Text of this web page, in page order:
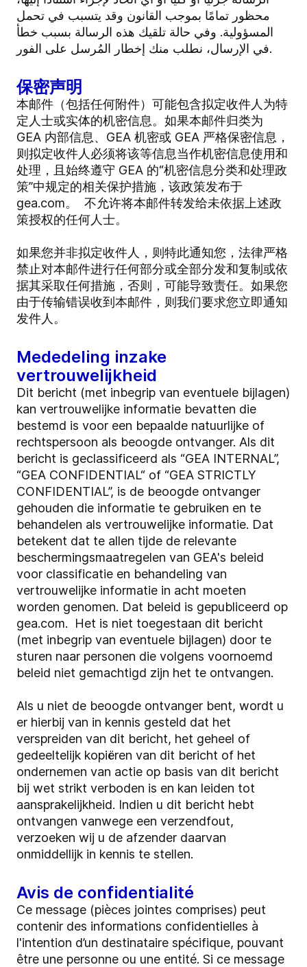
محظور تمامًا بموجب القانون وقد يتسبب في تحمل
المسؤولية. وفي حالة تلقيك هذه الرسالة بسبب خطأ
في الإرسال، نطلب منك إخطار المُرسل على الفور.
保密声明
本邮件（包括任何附件）可能包含拟定收件人为特
定人士或实体的机密信息。如果本邮件归类为
GEA 内部信息、GEA 机密或 GEA 严格保密信息，
则拟定收件人必须将该等信息当作机密信息使用和
处理，且始终遵守 GEA 的“机密信息分类和处理政
策”中规定的相关保护措施，该政策发布于
gea.com。 不允许将本邮件转发给未依据上述政
策授权的任何人士。
如果您并非拟定收件人，则特此通知您，法律严格
禁止对本邮件进行任何部分或全部分发和复制或依
据其采取任何措施，否则，可能导致责任。如果您
由于传输错误收到本邮件，则我们要求您立即通知
发件人。
Mededeling inzake
vertrouwelijkheid
Dit bericht (met inbegrip van eventuele bijlagen)
kan vertrouwelijke informatie bevatten die
bestemd is voor een bepaalde natuurlijke of
rechtspersoon als beoogde ontvanger. Als dit
bericht is geclassificeerd als “GEA INTERNAL”,
“GEA CONFIDENTIAL“ of “GEA STRICTLY
CONFIDENTIAL”, is de beoogde ontvanger
gehouden die informatie te gebruiken en te
behandelen als vertrouwelijke informatie. Dat
betekent dat te allen tijde de relevante
beschermingsmaatregelen van GEA's beleid
voor classificatie en behandeling van
vertrouwelijke informatie in acht moeten
worden genomen. Dat beleid is gepubliceerd op
gea.com. Het is niet toegestaan dit bericht
(met inbegrip van eventuele bijlagen) door te
sturen naar personen die volgens voornoemd
beleid niet gemachtigd zijn het te ontvangen.
Als u niet de beoogde ontvanger bent, wordt u
er hierbij van in kennis gesteld dat het
verspreiden van dit bericht, het geheel of
gedeeltelijk kopiëren van dit bericht of het
ondernemen van actie op basis van dit bericht
bij wet strikt verboden is en kan leiden tot
aansprakelijkheid. Indien u dit bericht hebt
ontvangen vanwege een verzendfout,
verzoeken wij u de afzender daarvan
onmiddellijk in kennis te stellen.
Avis de confidentialité
Ce message (pièces jointes comprises) peut
contenir des informations confidentielles à
l'intention d’un destinataire spécifique, pouvant
être une personne ou une entité. Si ce message